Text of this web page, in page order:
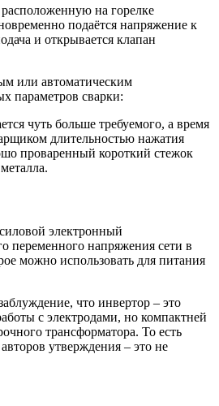
на горелке
подаётся напряжение к
и открывается клапан
или автоматическим
параметров сварки:
чуть больше требуемого, а время
длительностью нажатия
проваренный короткий стежок
электронный
переменного напряжения сети в
можно использовать для питания
что инвертор – это
с электродами, но компактней
трансформатора. То есть
утверждения – это не